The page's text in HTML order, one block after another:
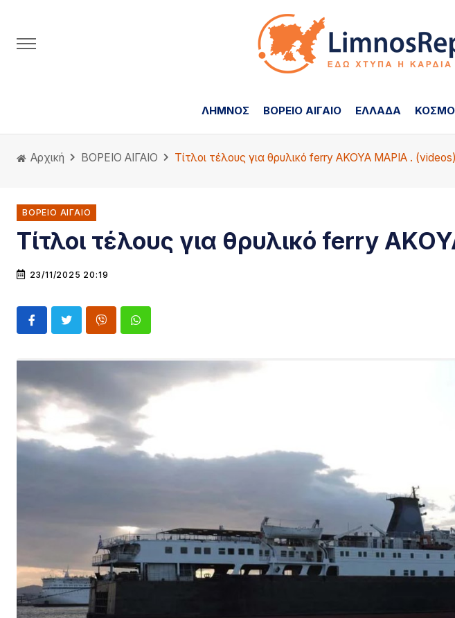
ΛΗΜΝΟΣ ΒΟΡΕΙΟ ΑΙΓΑΙΟ ΕΛΛΑΔΑ
Αρχική ΒΟΡΕΙΟ ΑΙΓΑΙΟ Τίτλοι τέλους για θρυλικό ferry ΑΚΟΥΑ ΜΑΡΙΑ . (videos)
ΒΟΡΕΙΟ ΑΙΓΑΙΟ
Τίτλοι τέλους για θρυλικό ferry
23/11/2025 20:19